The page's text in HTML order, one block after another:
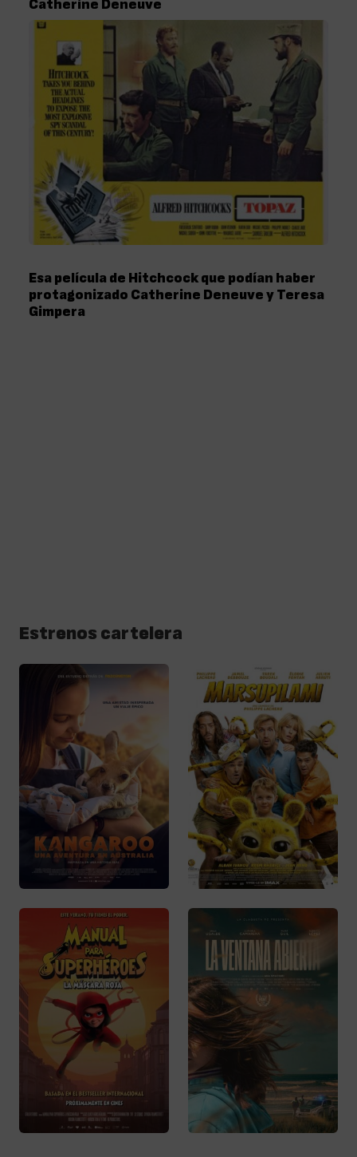
Catherine Deneuve
Esa película de Hitchcock que podían haber
protagonizado Catherine Deneuve y Teresa
Gimpera
Estrenos cartelera